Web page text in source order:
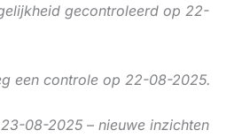
gecontroleerd op 22-
een controle op 22-08-2025.
08-2025 – nieuwe inzichten